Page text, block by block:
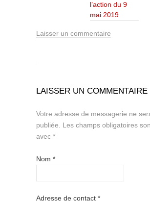
l’action du 9
mai 2019
Laisser un commentaire
LAISSER UN COMMENTAIRE
Votre adresse de messagerie ne
publiée. Les champs obligatoires
avec *
Nom *
Adresse de contact *